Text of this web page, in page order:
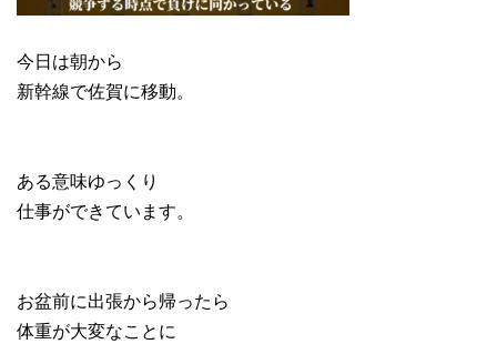
今日は朝から
新幹線で佐賀に移動。
ある意味ゆっくり
仕事ができています。
お盆前に出張から帰ったら
体重が大変なことに